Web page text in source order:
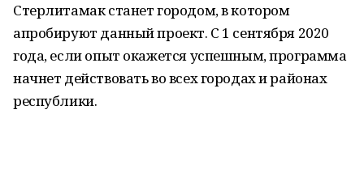
Стерлитамак станет городом, в котором
апробируют данный проект. С 1 сентября 2020
года, если опыт окажется успешным, программа
начнет действовать во всех городах и районах
республики.